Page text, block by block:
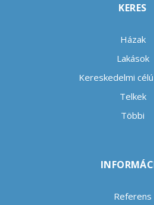
KERES
Házak
Lakások
Kereskedelmi
Telkek
Többi
Referens